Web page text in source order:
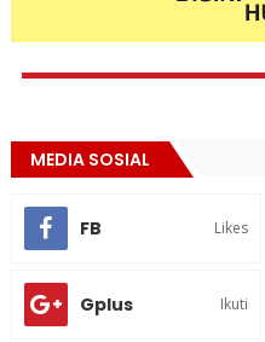
MEDIA SOSIAL
FB Likes
Gplus Ikuti